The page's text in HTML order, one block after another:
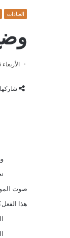
العبادات
الأربعاء 25 ذو القعدة 1436هـ 9-9-2015م
شاركها
صوت
هذا